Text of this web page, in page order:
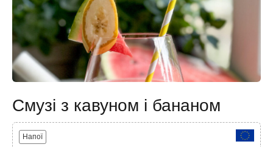
Смузі з кавуном і бананом
Напої